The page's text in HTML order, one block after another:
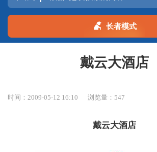
长者模式
戴云大酒店
时间：2009-05-12 16:10 浏览量：547
戴云大酒店